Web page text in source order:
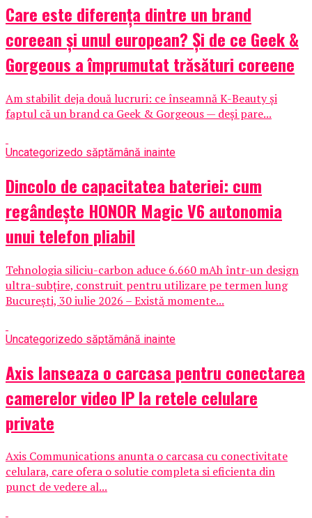
Care este diferența dintre un brand
coreean și unul european? Și de ce Geek &
Gorgeous a împrumutat trăsături coreene
Am stabilit deja două lucruri: ce înseamnă K-Beauty și
faptul că un brand ca Geek & Gorgeous — deși pare...
Uncategorizedo săptămână inainte
Dincolo de capacitatea bateriei: cum
regândește HONOR Magic V6 autonomia
unui telefon pliabil
Tehnologia siliciu-carbon aduce 6.660 mAh într-un design
ultra-subțire, construit pentru utilizare pe termen lung
București, 30 iulie 2026 – Există momente...
Uncategorizedo săptămână inainte
Axis lanseaza o carcasa pentru conectarea
camerelor video IP la retele celulare
private
Axis Communications anunta o carcasa cu conectivitate
celulara, care ofera o solutie completa si eficienta din
punct de vedere al...